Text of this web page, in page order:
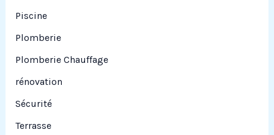
Piscine
Plomberie
Plomberie Chauffage
rénovation
Sécurité
Terrasse